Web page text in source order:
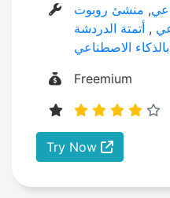
, منشئ روبوت
, أتمتة الدردشة
الاصطناعي
Freemium
Try Now